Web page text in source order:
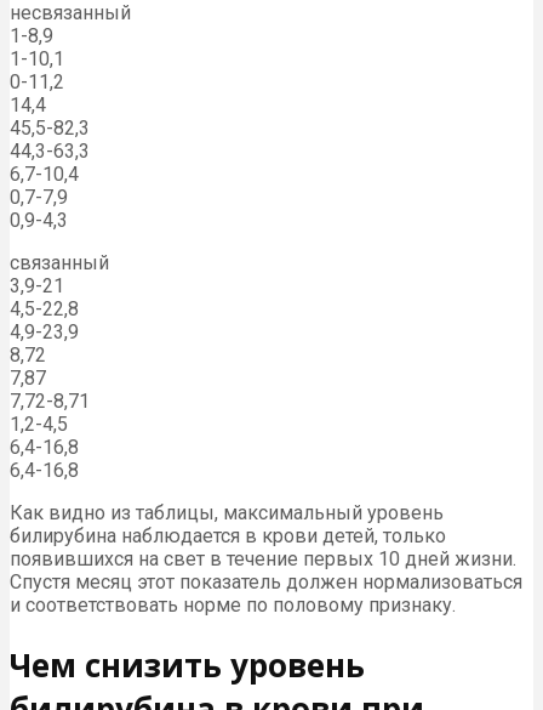
несвязанный
1-8,9
1-10,1
0-11,2
14,4
45,5-82,3
44,3-63,3
6,7-10,4
0,7-7,9
0,9-4,3
связанный
3,9-21
4,5-22,8
4,9-23,9
8,72
7,87
7,72-8,71
1,2-4,5
6,4-16,8
6,4-16,8
Как видно из таблицы, максимальный уровень
билирубина наблюдается в крови детей, только
появившихся на свет в течение первых 10 дней жизни.
Спустя месяц этот показатель должен нормализоваться
и соответствовать норме по половому признаку.
Чем снизить уровень